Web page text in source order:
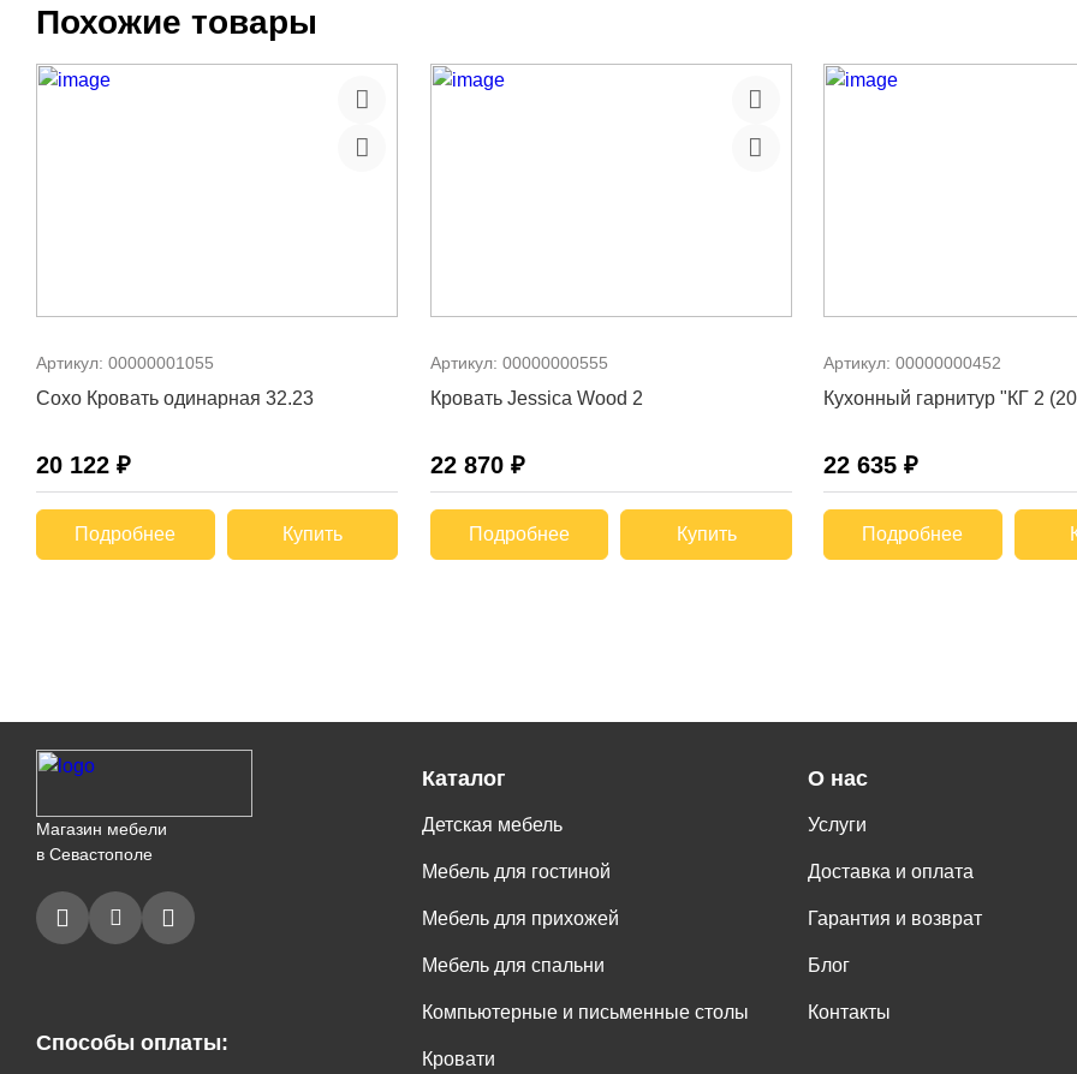
Похожие товары
Артикул: 00000001055
Сохо Кровать одинарная 32.23
20 122 ₽
Подробнее Купить
Артикул: 00000000555
Кровать Jessica Wood 2
22 870 ₽
Подробнее Купить
Артикул:00000000452
Кухонный гарнитур "КГ 2
22 635 ₽
Подробнее
Магазин мебели
в Севастополе
Способы оплаты:
Каталог
Детская мебель
Мебель для гостиной
Мебель для прихожей
Мебель для спальни
Компьютерные и письменные столы
Кровати
О нас
Услуги
Доставка и оплата
Гарантия и возврат
Блог
Контакты